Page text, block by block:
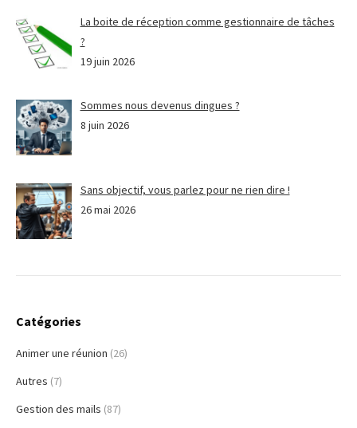
La boite de réception comme gestionnaire de tâches
?
19 juin 2026
Sommes nous devenus dingues ?
8 juin 2026
Sans objectif, vous parlez pour ne rien dire !
26 mai 2026
Catégories
Animer une réunion (26)
Autres (7)
Gestion des mails (87)